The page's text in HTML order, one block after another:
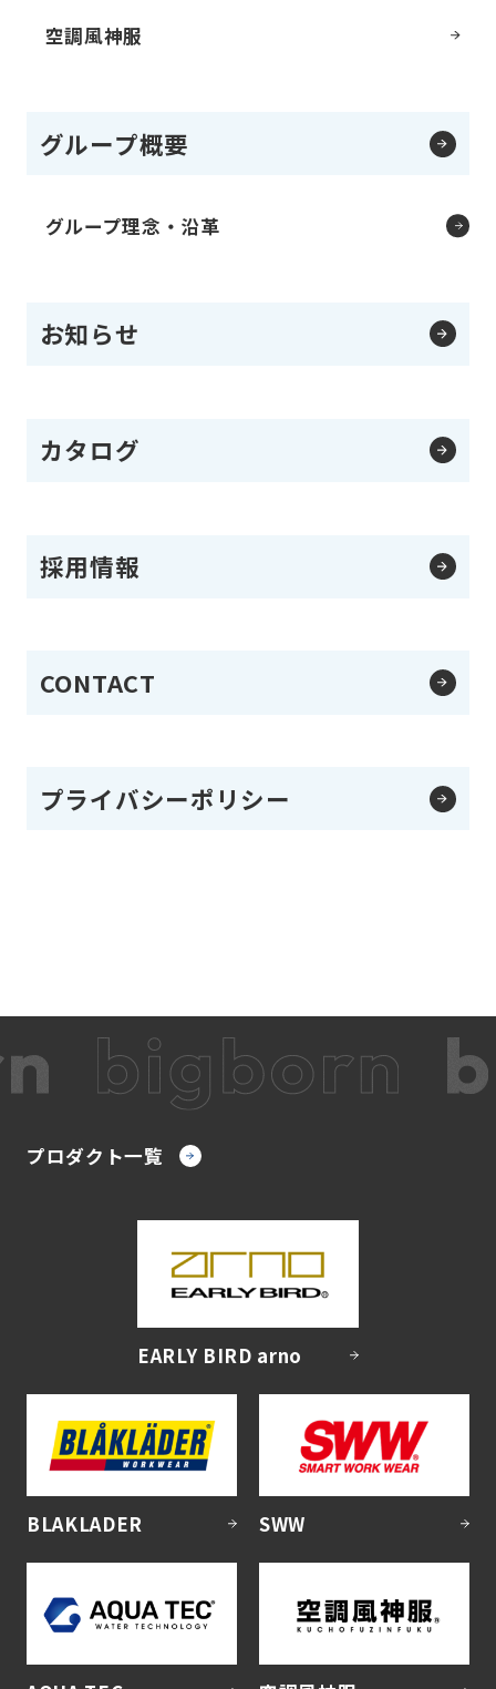
空調風神服
グループ概要
グループ理念・沿革
お知らせ
カタログ
採用情報
CONTACT
プライバシーポリシー
プロダクト一覧
EARLY BIRD arno
BLAKLADER SWW